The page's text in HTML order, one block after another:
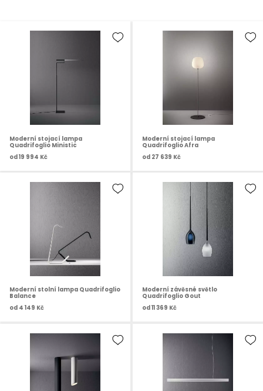
Moderní stojací lampa
Quadrifoglio Ministic
od19 994 Kč
Moderní stojací lampa
Quadrifoglio Afra
od 27 639 Kč
Moderní stolní lampa Quadrifoglio
Balance
od 4 149 Kč
Moderní závěsné světlo
Quadrifoglio Gout
od 11 369 Kč